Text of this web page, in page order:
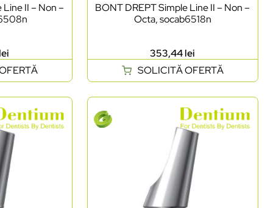
II – Non –
lei
BONT DREPT Simple Line II – Non –
Octa, socab6518n
353,44lei
SOLICITĂ OFERTĂ